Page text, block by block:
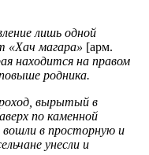
лишь одной
«Хач магара» [арм.
находится на правом
родника.
вырытый в
по ка­менной
вошли в просторную и
унесли и